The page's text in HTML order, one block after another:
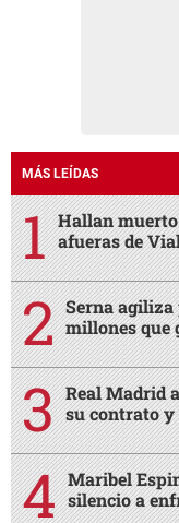
MÁS LEÍDAS
Hallan muerto
afueras de
Serna agiliza
millones que
Real Madrid
su contrato
Maribel
silencio a